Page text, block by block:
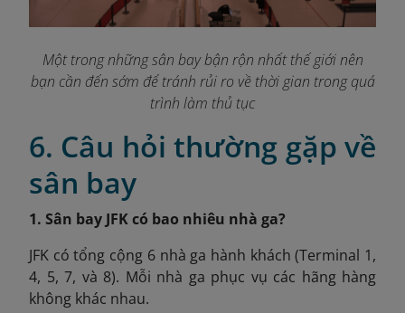
Một trong những sân bay bận rộn nhất thế giới nên
bạn cần đến sớm để tránh rủi ro về thời gian trong quá
trình làm thủ tục
6. Câu hỏi thường gặp về
sân bay
1. Sân bay JFK có bao nhiêu nhà ga?
JFK có tổng cộng 6 nhà ga hành khách (Terminal 1,
4, 5, 7, và 8). Mỗi nhà ga phục vụ các hãng hàng
không khác nhau.